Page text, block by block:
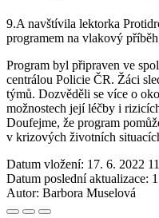
9.A navštívila lektorka
programem na vlakový
Program byl připraven ve
centrálou Policie ČR. Žáci
týmů. Dozvěděli se více o
možnostech její léčby i
Doufejme, že program
v krizových životních
Datum vložení: 17. 6. 2022
Datum poslední aktualizace:
Autor: Barbora Muselová